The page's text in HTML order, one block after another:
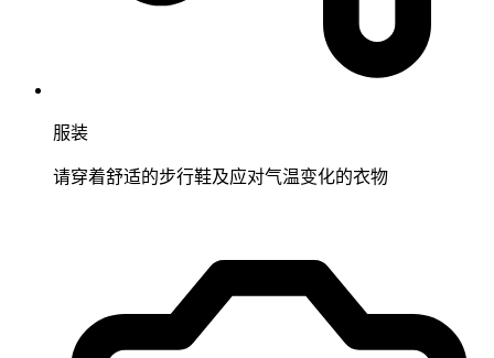
服装
请穿着舒适的步行鞋及应对气温变化的衣物